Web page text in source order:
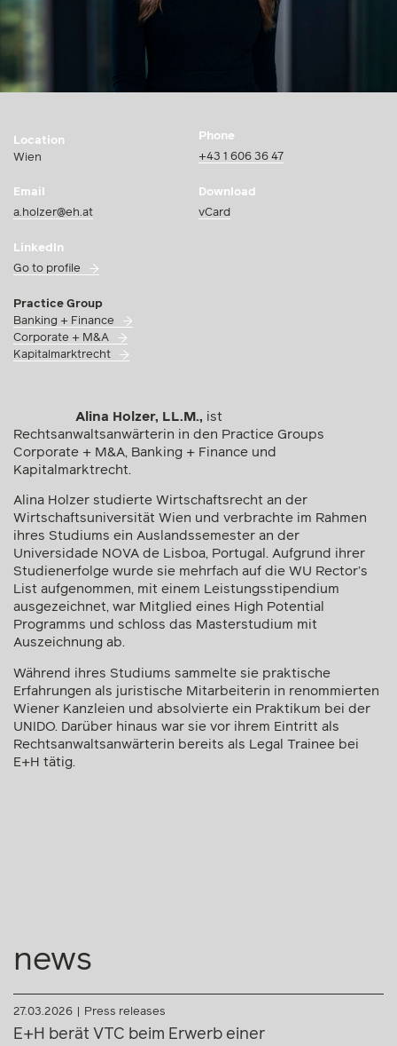
Location
Wien
Phone
+43 1 606 36 47
Email
a.holzer@eh.at
Download
vCard
LinkedIn
Go to profile
Practice Group
Banking + Finance
Corporate + M&A
Kapitalmarktrecht
Alina Holzer, LL.M., ist
Rechtsanwaltsanwärterin in den Practice Groups
Corporate + M&A, Banking + Finance und
Kapitalmarktrecht.
Alina Holzer studierte Wirtschaftsrecht an der
Wirtschaftsuniversität Wien und verbrachte im Rahmen
ihres Studiums ein Auslandssemester an der
Universidade NOVA de Lisboa, Portugal. Aufgrund ihrer
Studienerfolge wurde sie mehrfach auf die WU Rector’s
List aufgenommen, mit einem Leistungsstipendium
ausgezeichnet, war Mitglied eines High Potential
Programms und schloss das Masterstudium mit
Auszeichnung ab.
Während ihres Studiums sammelte sie praktische
Erfahrungen als juristische Mitarbeiterin in renommierten
Wiener Kanzleien und absolvierte ein Praktikum bei der
UNIDO. Darüber hinaus war sie vor ihrem Eintritt als
Rechtsanwaltsanwärterin bereits als Legal Trainee bei
E+H tätig.
news
27.03.2026 Press releases
E+H berät VTC beim Erwerb einer